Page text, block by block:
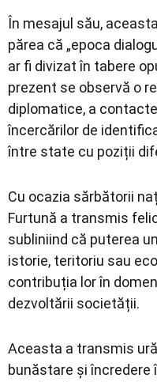
În mesajul său,
părea că „epoca
ar fi divizat în tabere
prezent se observă o
diplomatice, a
încercărilor de
între state cu poziții
Cu ocazia sărbătorii
Furtună a transmis
subliniind că puterea
istorie, teritoriu sau
contribuția lor în
dezvoltării societății.
Aceasta a transmis
bunăstare și